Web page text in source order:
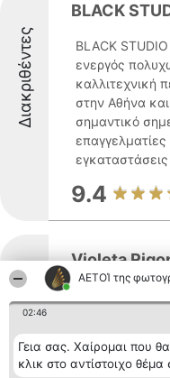
ΑΕΤΟΊ της
02:46
Γεια σας. Χαίρομαι που
κλικ στο αντίστοιχο θέμα
Διακριθέντες
BLACK
BLACK
ενεργός
καλλιτεχνική
στην Αθήνα και
σημαντικό
επαγγελματίες
9.4
Διακριθέντες
Violeta
Γαμοι,
στην Αθήνα και
φωτογραφία
γνώμονα τη